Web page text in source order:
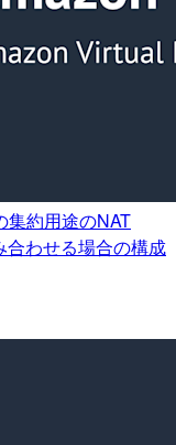
集約用途のNAT
わせる場合の構成